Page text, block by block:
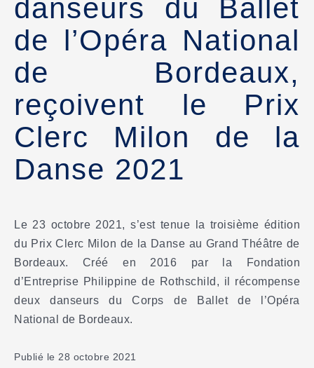
danseurs du Ballet
de l’Opéra National
de Bordeaux,
reçoivent le Prix
Clerc Milon de la
Danse 2021
Le 23 octobre 2021, s’est tenue la troisième édition
du Prix Clerc Milon de la Danse au Grand Théâtre de
Bordeaux. Créé en 2016 par la Fondation
d’Entreprise Philippine de Rothschild, il récompense
deux danseurs du Corps de Ballet de l’Opéra
National de Bordeaux.
Publié le 28 octobre 2021